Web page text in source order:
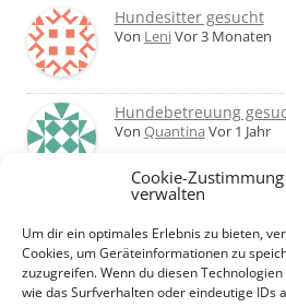
Cookie-Zustimmung
verwalten
Um dir ein optimales Erlebnis zu bieten,
Cookies, um Geräteinformationen zu
zuzugreifen. Wenn du diesen
wie das Surfverhalten oder eindeutige IDs
Hundesitter gesucht
Von LeniVor 3 Monaten
Hundebetreuung
Von Quantina Vor 1 Jahr
Was haltet ihr von
Erfahrungen?
VonMartin Vor 2 Jahren
Urlaub mit Hund...